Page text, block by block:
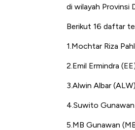
di wilayah Provinsi
Berikut 16 daftar
1.Mochtar Riza
2.Emil Ermindra
3.Alwin Albar
4.Suwito
5.MB Gunawan